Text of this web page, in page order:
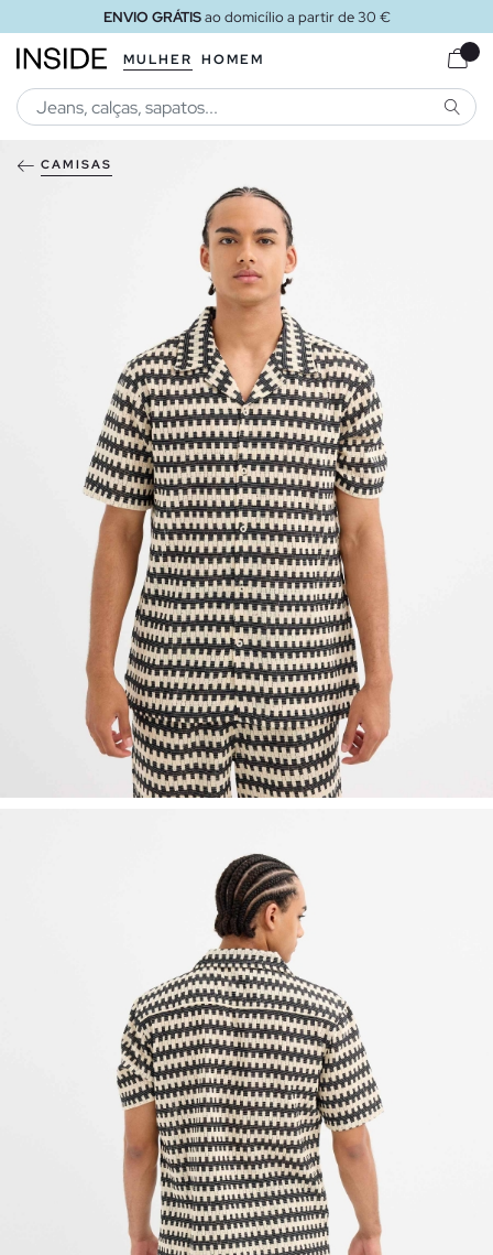
ENVIO GRÁTISao domicílio a partir de 30 €
MULHER HOMEM
CAMISAS